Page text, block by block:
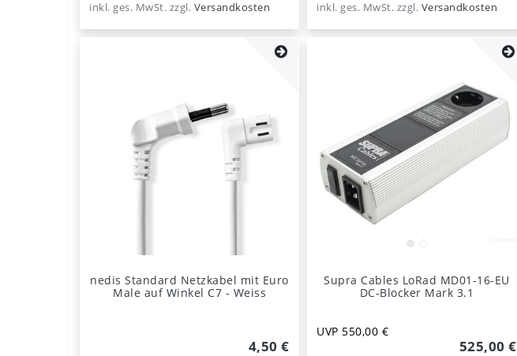
inkl. ges. MwSt. zzgl. Versandkosten inkl. ges. MwSt. zzgl. Versandkosten
nedis Standard Netzkabel mit Euro
Male auf Winkel C7 - Weiss
4,50 €
Supra Cables LoRad MD01-16-EU
DC-Blocker Mark 3.1
UVP 550,00 €
525,00 €